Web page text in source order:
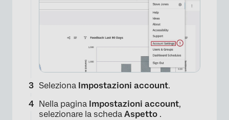
Seleziona Impostazioni account.
Nella pagina Impostazioni account,
selezionare la scheda Aspetto .